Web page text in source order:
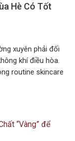
Hè Có Tốt
xuyên phải đối
khí điều hòa.
routine skincare